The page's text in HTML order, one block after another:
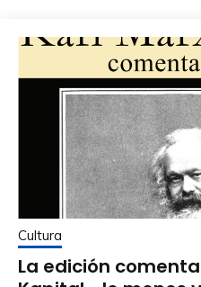
Cultura
La edición